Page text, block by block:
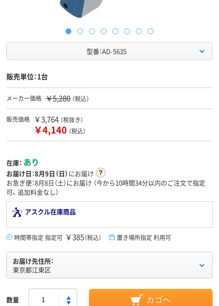
型番：AD-5635
販売単位：1台
メーカー価格 ￥5,280 （税込）
販売価格 ￥3,764 （税抜き）
￥4,140 （税込）
在庫： あり
お届け日：8月9日（日）にお届け
お急ぎ便：8月8日（土）にお届け （今から10時間34分以内のご注文で指定
可。追加料金なし）
アスクル在庫商品
時間帯指定 指定可 ￥385（税込） 置き場所指定 利用可
お届け先住所：
東京都江東区
数量 カゴへ